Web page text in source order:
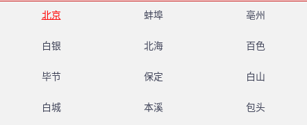
北京 蚌埠 亳州
白银 北海 百色
毕节 保定 白山
白城 本溪 包头